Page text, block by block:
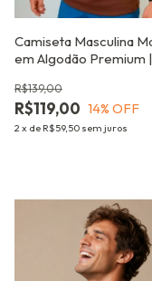
Camiseta Masculina
em Algodão Premium |
R$119,00
R$139,00
14% OFF
2 x de R$59,50 sem juros